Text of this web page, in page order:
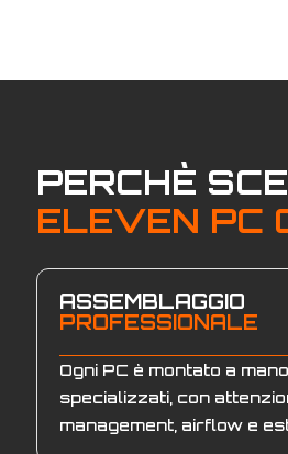
PERCHÈ
ELEVEN PC
ASSEMBLAGGIO
PROFESSIONALE
Ogni PC è montato a
specializzati, con
management, airflow e